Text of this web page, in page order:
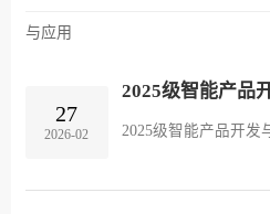
与应用
27
2026-02
2025级智能产品
2025级智能产品开发